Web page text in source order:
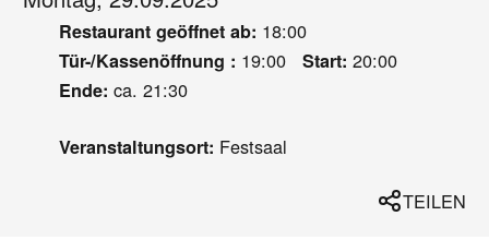
Restaurant geöffnet ab: 18:00
Tür-/Kassenöffnung : 19:00 Start: 20:00
Ende: ca. 21:30
Veranstaltungsort: Festsaal
TEILEN